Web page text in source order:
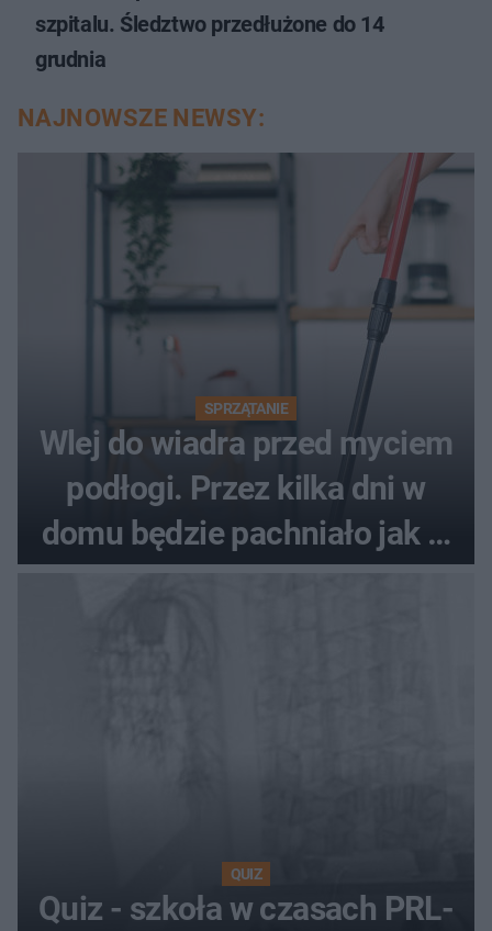
szpitalu. Śledztwo przedłużone do 14
grudnia
NAJNOWSZE NEWSY:
SPRZĄTANIE
Wlej do wiadra przed myciem
podłogi. Przez kilka dni w
domu będzie pachniało jak w
QUIZ
Quiz - szkoła w czasach PRL-